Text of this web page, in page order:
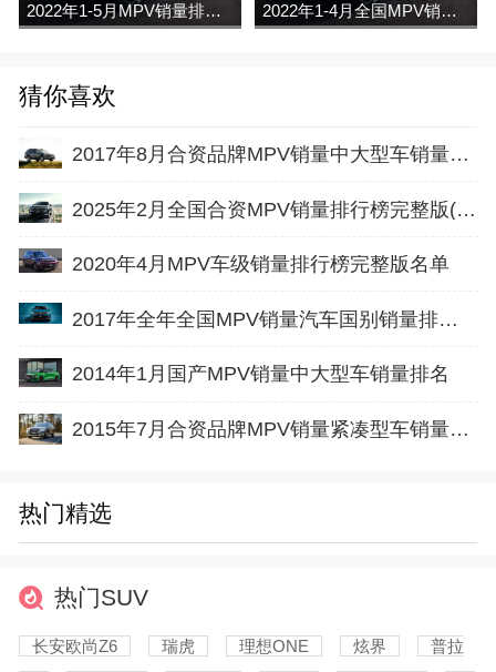
2022年1-5月MPV销量排行榜 2022年1-4月全国MPV销量排行榜完整版
猜你喜欢
2017年8月合资品牌MPV销量中大型车销量排行榜完整版名单
2025年2月全国合资MPV销量排行榜完整版(零售量
2020年4月MPV车级销量排行榜完整版名单
2017年全年全国MPV销量汽车国别销量排行榜
2014年1月国产MPV销量中大型车销量排名
2015年7月合资品牌MPV销量紧凑型车销量排行榜完整版名单
热门精选
热门SUV
长安欧尚Z6 瑞虎 理想ONE 炫界
普拉